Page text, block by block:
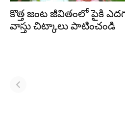
కొత్త జంట జీవితంలో పైకి
వాస్తు చిట్కాలు పాటించండి
పితృదేవతల ఆశీర్వాదం